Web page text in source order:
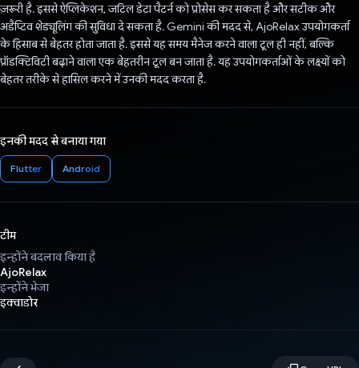
ज़रूरी है. इससे ऐप्लिकेशन, जटिल डेटा पैटर्न को प्रोसेस कर सकता है और सटीक और
अडैप्टिव शेड्यूलिंग की सुविधा दे सकता है. Gemini की मदद से, AjoRelax उपयोगकर्ता
के हिसाब से बेहतर होता जाता है. इससे यह समय मैनेज करने वाला टूल ही नहीं, बल्कि
प्रॉडक्टिविटी बढ़ाने वाला एक बेहतरीन टूल बन जाता है. यह उपयोगकर्ताओं के लक्ष्यों को
बेहतर तरीके से हासिल करने में उनकी मदद करता है.
इनकी मदद से बनाया गया
Flutter Android
टीम
इन्होंने बदलाव किया है
AjoRelax
इन्होंने भेजा
इक्वाडोर